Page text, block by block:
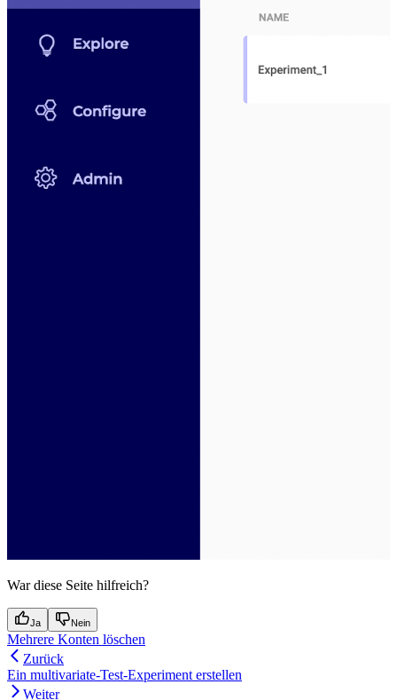
War diese Seite hilfreich?
Ja Nein
Mehrere Konten löschen
Zurück
Ein multivariate-Test-Experiment erstellen
Weiter